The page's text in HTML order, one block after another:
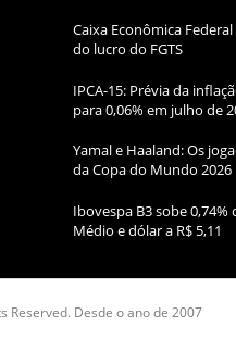
Caixa Econômica
do lucro do FGTS
IPCA-15: Prévia da
para 0,06% em julho de
Yamal e Haaland: Os
da Copa do Mundo 2026
Ibovespa B3 sobe
Médio e dólar a R$ 5,11
Reserved. Desde o ano de 2007